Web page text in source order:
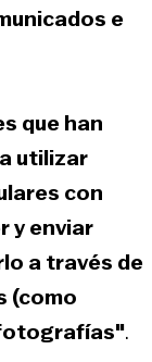
e
que han
utilizar
con
y enviar
a través de
(como
.